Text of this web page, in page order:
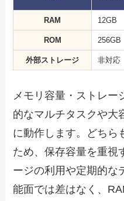
RAM 12GB
ROM 256GB
外部ストレージ 非対応
メモリ容量・ストレー
的なマルチタスクや大
に動作します。どちら
ため、保存容量を重視
ージの利用や定期的な
能面では差はなく、